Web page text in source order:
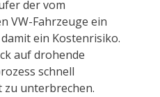
der vom
VW-Fahrzeuge ein
ein Kostenrisiko.
auf drohende
schnell
zu unterbrechen.